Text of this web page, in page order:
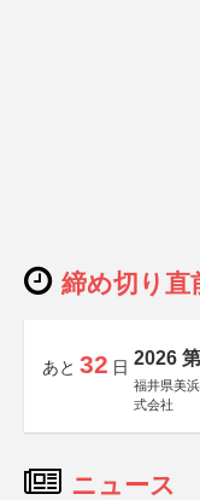
締め切り直
あと 32 日 2026
福井県美
式会社
ニュース